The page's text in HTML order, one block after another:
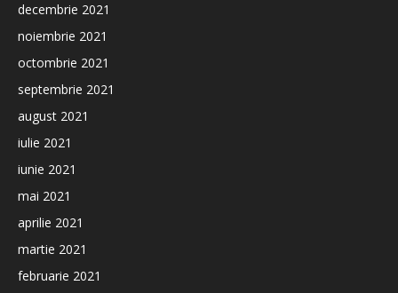
decembrie 2021
noiembrie 2021
octombrie 2021
septembrie 2021
august 2021
iulie 2021
iunie 2021
mai 2021
aprilie 2021
martie 2021
februarie 2021